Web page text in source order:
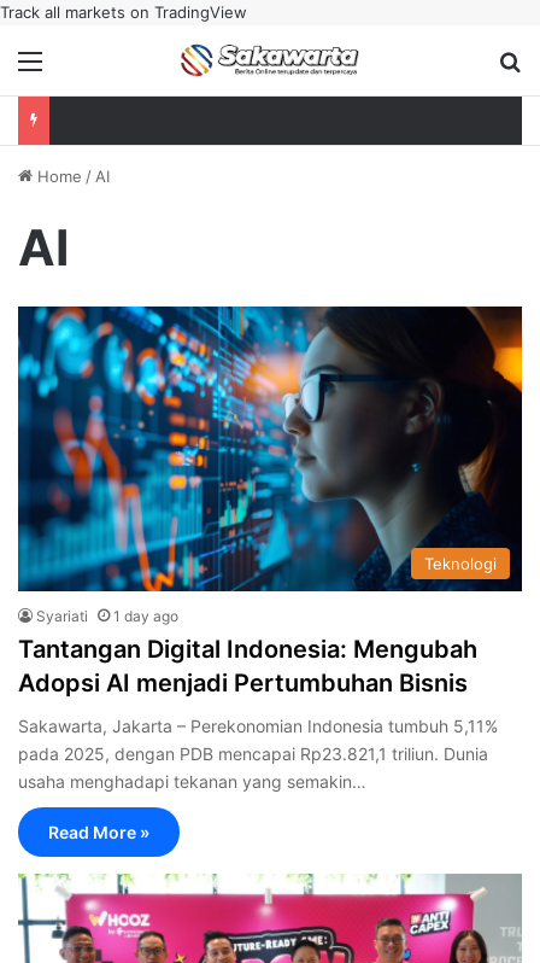
Track all markets on TradingView
Menu
Home /AI
AI
Teknologi
Syariati 1 day ago
Tantangan Digital Indonesia: Mengubah
Adopsi AI menjadi Pertumbuhan Bisnis
Sakawarta, Jakarta – Perekonomian Indonesia tumbuh 5,11%
pada 2025, dengan PDB mencapai Rp23.821,1 triliun. Dunia
usaha menghadapi tekanan yang semakin…
Read More »